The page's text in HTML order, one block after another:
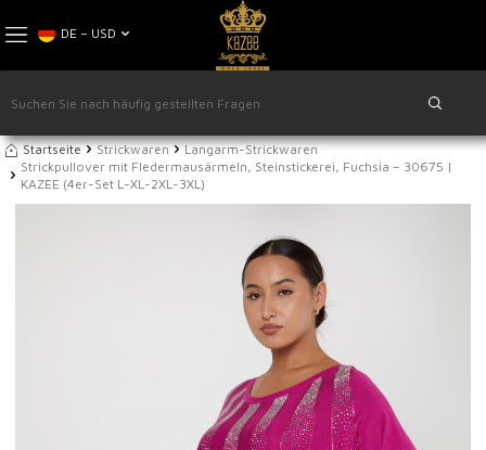
DE − USD
Startseite Strickwaren
Langarm-Strickwaren
Strickpullover mit Fledermausärmeln, Steinstickerei, Fuchsia – 30675 |
KAZEE (4er-Set L-XL-2XL-3XL)